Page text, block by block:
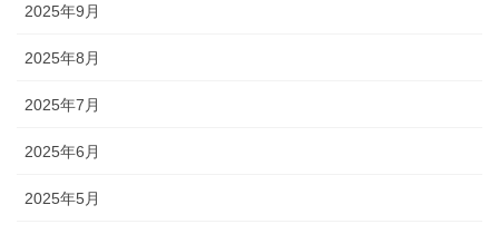
2025年9月
2025年8月
2025年7月
2025年6月
2025年5月